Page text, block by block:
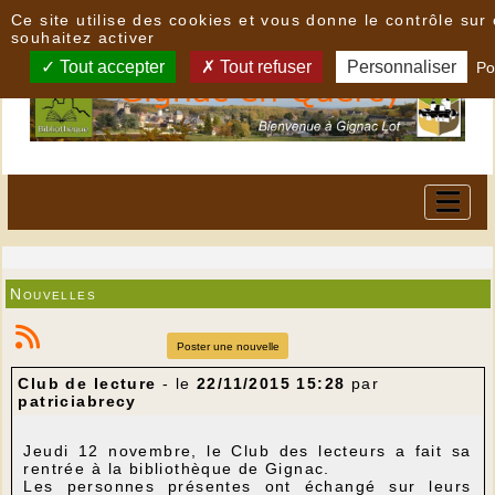
Nouvelles
Poster une nouvelle
Club de lecture - le 22/11/2015 15:28 par
patriciabrecy
Jeudi 12 novembre, le Club des lecteurs a fait sa
rentrée à la bibliothèque de Gignac.
Les personnes présentes ont échangé sur leurs
Ce site utilise des cookies et vous donne le contrôle sur
souhaitez activer
Tout accepter Tout refuser Personnaliser